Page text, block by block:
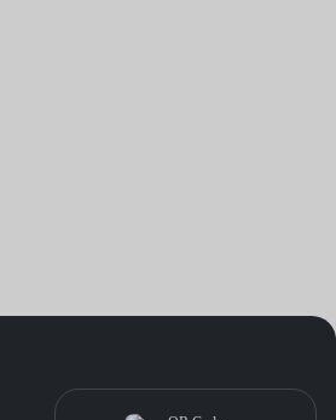
от повторного загрязнения;